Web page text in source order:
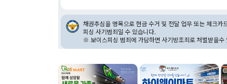
채권추심을 명목으로 현금 수거 및 전달 업무 또는 체크
피싱 사기범죄일 수 있습니다.
※ 보이스피싱 범죄에 가담하면 사기방조죄로 처벌받을수